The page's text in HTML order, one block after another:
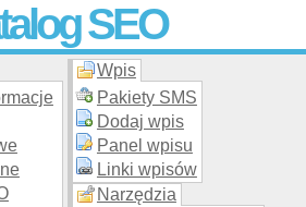
SEO
stron WWW –
katalogu za darmo!
Wpis
Pakiety SMS
Dodaj wpis
Panel wpisu
Linki wpisów
Narzędzia